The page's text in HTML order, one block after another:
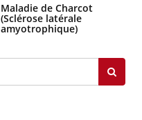
Maladie de Charcot
(Sclérose latérale
amyotrophique)